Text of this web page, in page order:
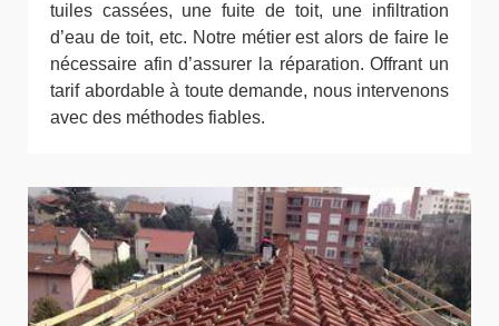
tuiles cassées, une fuite de toit, une infiltration
d’eau de toit, etc. Notre métier est alors de faire le
nécessaire afin d’assurer la réparation. Offrant un
tarif abordable à toute demande, nous intervenons
avec des méthodes fiables.